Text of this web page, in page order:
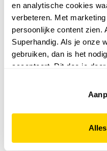
en analytische cookies
verbeteren. Met
persoonlijke content zien.
Superhandig. Als je onze
gebruiken, dan is het
accepteert. Dit doe je
website niet optimaal